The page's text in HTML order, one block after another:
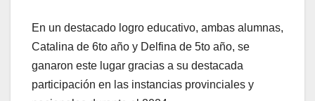
En un destacado logro educativo, ambas alumnas,
Catalina de 6to año y Delfina de 5to año, se
ganaron este lugar gracias a su destacada
participación en las instancias provinciales y